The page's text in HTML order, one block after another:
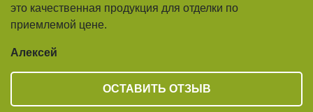
ОКРАШЕНОЕ ДЕРЕВО
это качественная продукция для отделки по
приемлемой цене.
Алексей
ОСТАВИТЬ ОТЗЫВ